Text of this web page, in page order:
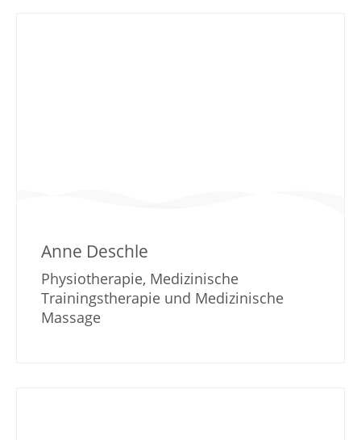
Anne Deschle
Physiotherapie, Medizinische
Trainingstherapie und Medizinische
Massage